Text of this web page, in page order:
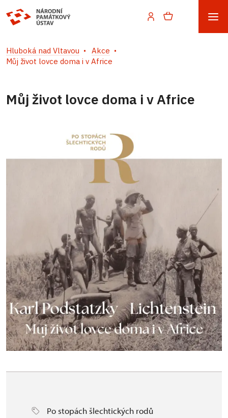
Hluboká nad Vltavou
Akce
Můj život lovce doma i v Africe
Můj život lovce doma i v Africe
Po stopách šlechtických rodů